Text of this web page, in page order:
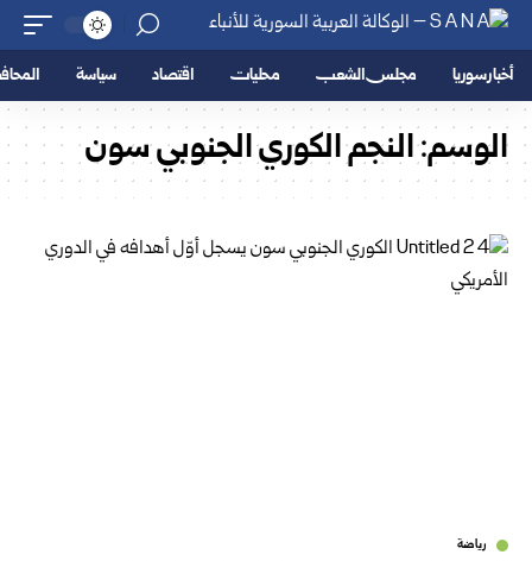
أخبار سوريا مجلس الشعب محليات اقتصاد سياسة
الوسم:النجم الكوري الجنوبي سون
رياضة